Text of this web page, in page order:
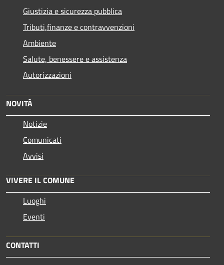
Giustizia e sicurezza pubblica
Tributi,finanze e contravvenzioni
Ambiente
Salute, benessere e assistenza
Autorizzazioni
NOVITÀ
Notizie
Comunicati
Avvisi
VIVERE IL COMUNE
Luoghi
Eventi
CONTATTI